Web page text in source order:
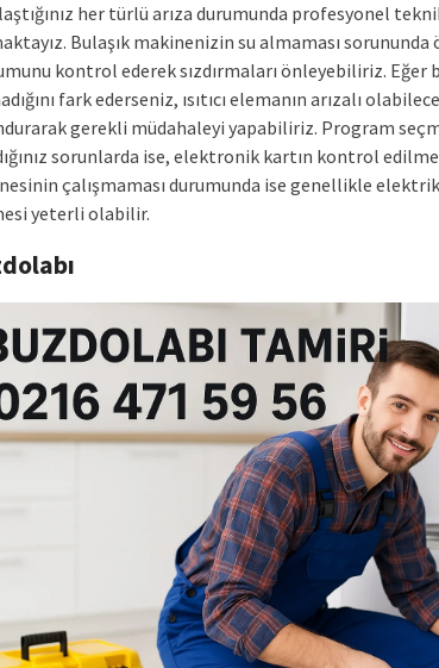
her türlü arıza durumunda profesyonel
Bulaşık makinenizin su almaması
kontrol ederek sızdırmaları önleyebiliriz. Eğer
fark ederseniz, ısıtıcı elemanın arızalı
gerekli müdahaleyi yapabiliriz. Program
sorunlarda ise, elektronik kartın kontrol
çalışmaması durumunda ise genellikle
yeterli olabilir.